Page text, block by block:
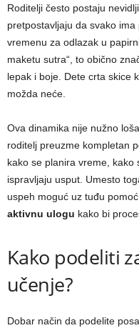
Roditelji često postaju
pretpostavljaju da svako
vremenu za odlazak u
maketu sutra“, to obično
lepak i boje. Dete crta skice
možda neće.
Ova dinamika nije nužno
roditelj preuzme kompletan
kako se planira vreme, kako
ispravljaju usput. Umesto
uspeh moguć uz tuđu
aktivnu ulogu kako bi
Kako podeliti
učenje?
Dobar način da podelite